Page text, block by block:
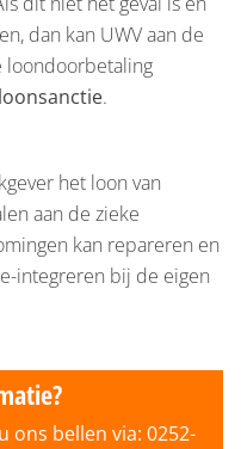
dan kan UWV aan de
loondoorbetaling
loonsanctie.
het loon van
aan de zieke
kan repareren en
integreren bij de eigen
ons bellen via: 0252-